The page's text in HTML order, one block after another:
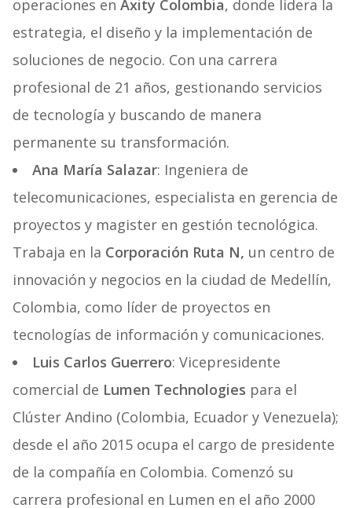
operaciones en Axity Colombia, donde lidera la
estrategia, el diseño y la implementación de
soluciones de negocio. Con una carrera
profesional de 21 años, gestionando servicios
de tecnología y buscando de manera
permanente su transformación.
Ana María Salazar: Ingeniera de
telecomunicaciones, especialista en gerencia de
proyectos y magister en gestión tecnológica.
Trabaja en la Corporación Ruta N, un centro de
innovación y negocios en la ciudad de Medellín,
Colombia, como líder de proyectos en
tecnologías de información y comunicaciones.
Luis Carlos Guerrero: Vicepresidente
comercial de Lumen Technologies para el
Clúster Andino (Colombia, Ecuador y Venezuela);
desde el año 2015 ocupa el cargo de presidente
de la compañía en Colombia. Comenzó su
carrera profesional en Lumen en el año 2000